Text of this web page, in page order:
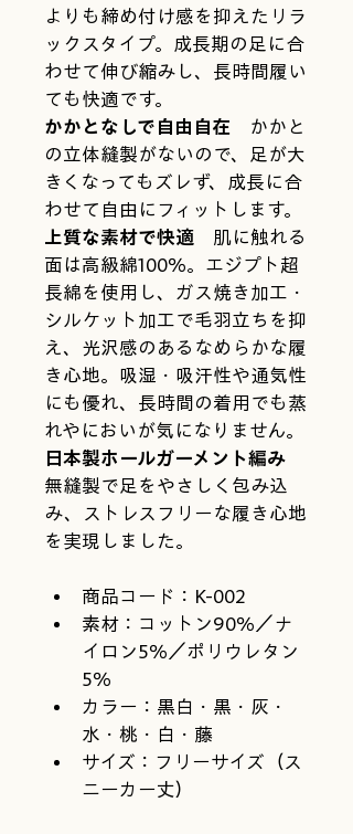
よりも締め付け感を抑えたリラ
ックスタイプ。成長期の足に合
わせて伸び縮みし、長時間履い
ても快適です。
かかとなしで自由自在 かかと
の立体縫製がないので、足が大
きくなってもズレず、成長に合
わせて自由にフィットします。
上質な素材で快適 肌に触れる
面は高級綿100％。エジプト超
長綿を使用し、ガス焼き加工・
シルケット加工で毛羽立ちを抑
え、光沢感のあるなめらかな履
き心地。吸湿・吸汗性や通気性
にも優れ、長時間の着用でも蒸
れやにおいが気になりません。
日本製ホールガーメント編み
無縫製で足をやさしく包み込
み、ストレスフリーな履き心地
を実現しました。
商品コード：K-002
素材：コットン90％／ナ
イロン5％／ポリウレタン
5％
カラー：黒白・黒・灰・
水・桃・白・藤
サイズ：フリーサイズ（ス
ニーカー丈）